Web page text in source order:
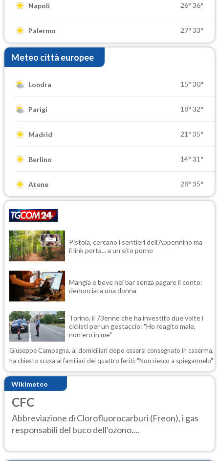
Napoli 26° 36°
Palermo 27° 33°
Meteo città europee
Londra 15° 30°
Parigi 18° 32°
Madrid 21° 35°
Berlino 14° 31°
Atene 28° 35°
Pistoia, cercano i sentieri dell'Appennino ma
il link porta... a un sito porno
Mangia e beve nei bar senza pagare il conto:
denunciata una donna
Torino, il 73enne che ha investito due volte i
ciclisti per un gestaccio: "Ho reagito male,
non ero in me"
Giuseppe Campagna, ai domiciliari dopo essersi consegnato in caserma,
ha chiesto scusa ai familiari dei quattro feriti: "Non riesco a spiegarmelo"
Wikimeteo
CFC
Abbreviazione di Clorofluorocarburi (Freon), i gas
responsabili del buco dell'ozono....